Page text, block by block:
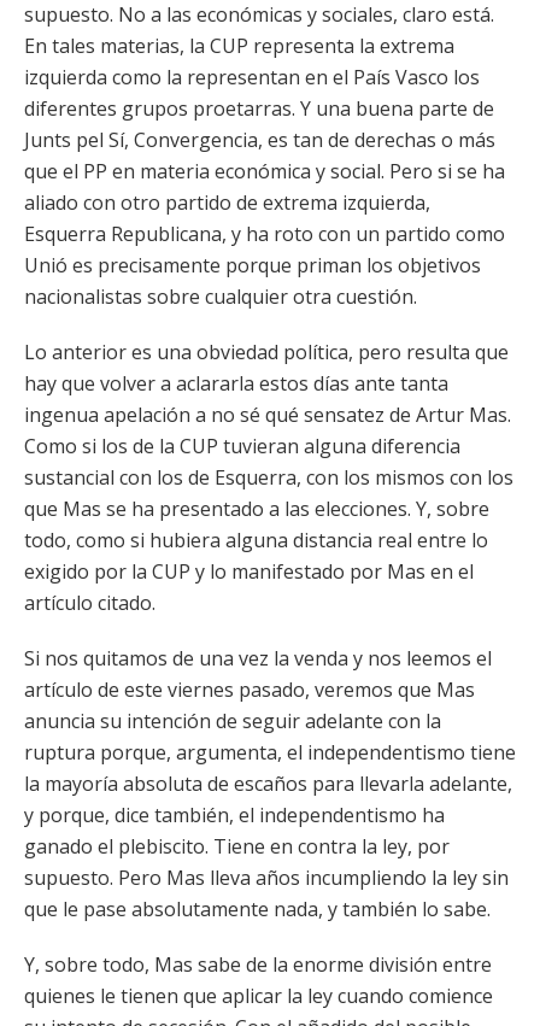
supuesto. No a las económicas y sociales, claro está.
En tales materias, la CUP representa la extrema
izquierda como la representan en el País Vasco los
diferentes grupos proetarras. Y una buena parte de
Junts pel Sí, Convergencia, es tan de derechas o más
que el PP en materia económica y social. Pero si se ha
aliado con otro partido de extrema izquierda,
Esquerra Republicana, y ha roto con un partido como
Unió es precisamente porque priman los objetivos
nacionalistas sobre cualquier otra cuestión.
Lo anterior es una obviedad política, pero resulta que
hay que volver a aclararla estos días ante tanta
ingenua apelación a no sé qué sensatez de Artur Mas.
Como si los de la CUP tuvieran alguna diferencia
sustancial con los de Esquerra, con los mismos con los
que Mas se ha presentado a las elecciones. Y, sobre
todo, como si hubiera alguna distancia real entre lo
exigido por la CUP y lo manifestado por Mas en el
artículo citado.
Si nos quitamos de una vez la venda y nos leemos el
artículo de este viernes pasado, veremos que Mas
anuncia su intención de seguir adelante con la
ruptura porque, argumenta, el independentismo tiene
la mayoría absoluta de escaños para llevarla adelante,
y porque, dice también, el independentismo ha
ganado el plebiscito. Tiene en contra la ley, por
supuesto. Pero Mas lleva años incumpliendo la ley sin
que le pase absolutamente nada, y también lo sabe.
Y, sobre todo, Mas sabe de la enorme división entre
quienes le tienen que aplicar la ley cuando comience